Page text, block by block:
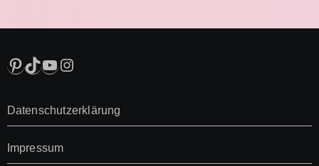
Pinterest
TikTok
YouTube
Instagram
Datenschutzerklärung
Impressum